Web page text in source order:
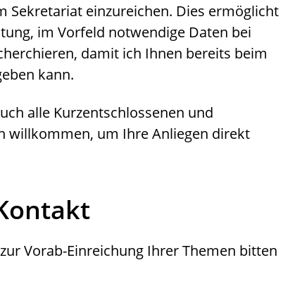
Sekretariat einzureichen. Dies ermöglicht
im Vorfeld notwendige Daten bei
damit ich Ihnen bereits beim
kann.
alle Kurzentschlossenen und
willkommen, um Ihre Anliegen direkt
Vorab-Einreichung Ihrer Themen bitten